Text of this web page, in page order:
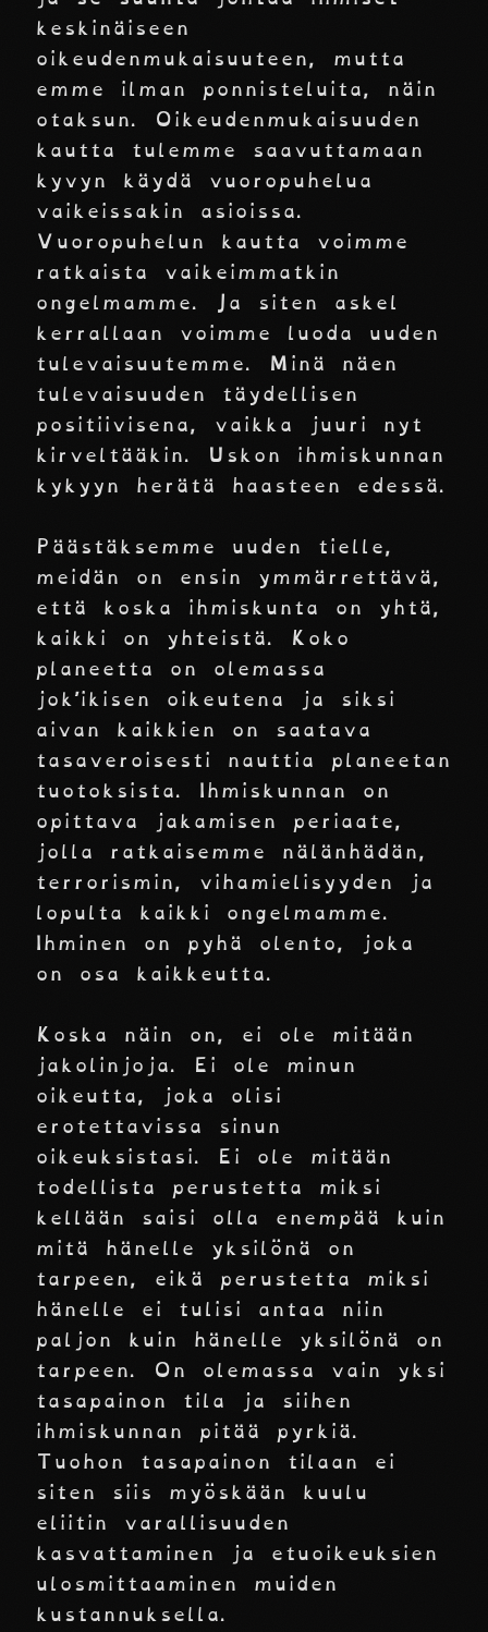
keskinäiseen
oikeudenmukaisuuteen, mutta
emme ilman ponnisteluita, näin
otaksun. Oikeudenmukaisuuden
kautta tulemme saavuttamaan
kyvyn käydä vuoropuhelua
vaikeissakin asioissa.
Vuoropuhelun kautta voimme
ratkaista vaikeimmatkin
ongelmamme. Ja siten askel
kerrallaan voimme luoda uuden
tulevaisuutemme. Minä näen
tulevaisuuden täydellisen
positiivisena, vaikka juuri nyt
kirveltääkin. Uskon ihmiskunnan
kykyyn herätä haasteen edessä.
Päästäksemme uuden tielle,
meidän on ensin ymmärrettävä,
että koska ihmiskunta on yhtä,
kaikki on yhteistä. Koko
planeetta on olemassa
jok’ikisen oikeutena ja siksi
aivan kaikkien on saatava
tasaveroisesti nauttia planeetan
tuotoksista. Ihmiskunnan on
opittava jakamisen periaate,
jolla ratkaisemme nälänhädän,
terrorismin, vihamielisyyden ja
lopulta kaikki ongelmamme.
Ihminen on pyhä olento, joka
on osa kaikkeutta.
Koska näin on, ei ole mitään
jakolinjoja. Ei ole minun
oikeutta, joka olisi
erotettavissa sinun
oikeuksistasi. Ei ole mitään
todellista perustetta miksi
kellään saisi olla enempää kuin
mitä hänelle yksilönä on
tarpeen, eikä perustetta miksi
hänelle ei tulisi antaa niin
paljon kuin hänelle yksilönä on
tarpeen. On olemassa vain yksi
tasapainon tila ja siihen
ihmiskunnan pitää pyrkiä.
Tuohon tasapainon tilaan ei
siten siis myöskään kuulu
eliitin varallisuuden
kasvattaminen ja etuoikeuksien
ulosmittaaminen muiden
kustannuksella.